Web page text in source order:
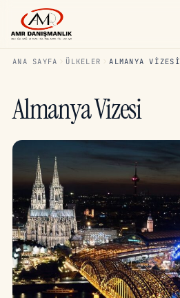
ANA SAYFA ÜLKELER ALMANYA VIZESI
Almanya Vizesi